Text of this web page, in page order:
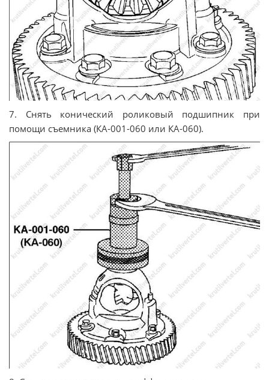
7. Снять конический роликовый подшипник при
помощи съемника (КА-001-060 или КА-060).